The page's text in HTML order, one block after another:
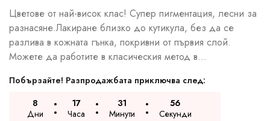
Цветове от най-висок клас! Супер пигментация, лесни за
разнасяне.Лакиране близко до кутикула, без да се
разлива в кожната гънка, покривни от първия слой.
Можете да работите в класическия метод в...
Побързайте! Разпродажбата приключва след:
8
Дни
17
Часа
31
Минути
55
Секунди